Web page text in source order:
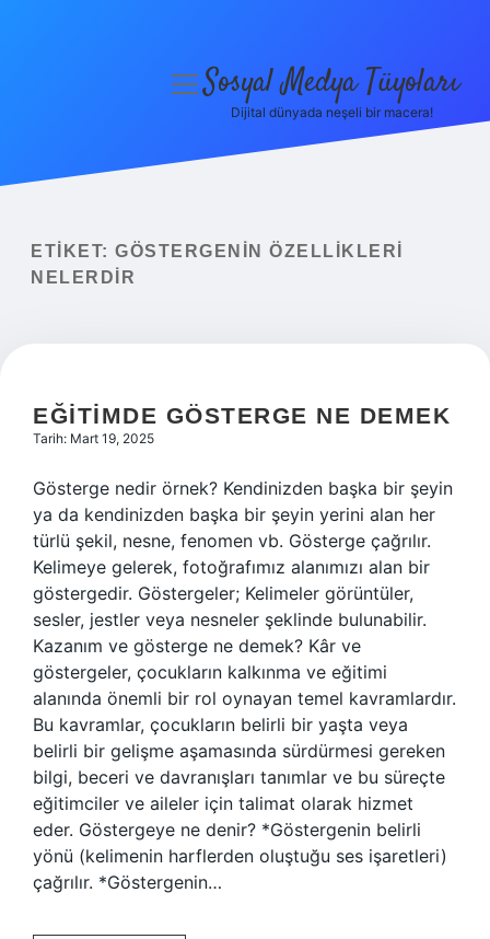
Yasal Uyarı
menüyüSosyal Medya Tüyoları
Dijital dünyada neşeli bir macera!
ETIKET: GÖSTERGENIN ÖZELLIKLERI
NELERDIR
EĞITIMDE GÖSTERGE NE DEMEK
Tarih: Mart 19, 2025
Gösterge nedir örnek? Kendinizden başka bir şeyin
ya da kendinizden başka bir şeyin yerini alan her
türlü şekil, nesne, fenomen vb. Gösterge çağrılır.
Kelimeye gelerek, fotoğrafımız alanımızı alan bir
göstergedir. Göstergeler; Kelimeler görüntüler,
sesler, jestler veya nesneler şeklinde bulunabilir.
Kazanım ve gösterge ne demek? Kâr ve
göstergeler, çocukların kalkınma ve eğitimi
alanında önemli bir rol oynayan temel kavramlardır.
Bu kavramlar, çocukların belirli bir yaşta veya
belirli bir gelişme aşamasında sürdürmesi gereken
bilgi, beceri ve davranışları tanımlar ve bu süreçte
eğitimciler ve aileler için talimat olarak hizmet
eder. Göstergeye ne denir? *Göstergenin belirli
yönü (kelimenin harflerden oluştuğu ses işaretleri)
çağrılır. *Göstergenin…